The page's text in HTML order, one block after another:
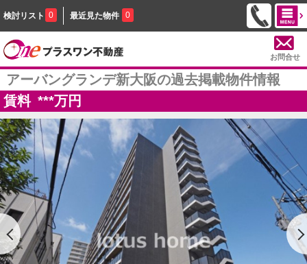
検討リスト 0 最近見た物件 0
お問合せ
アーバングランデ新大阪の過去掲載物件情報
賃料 ***万円